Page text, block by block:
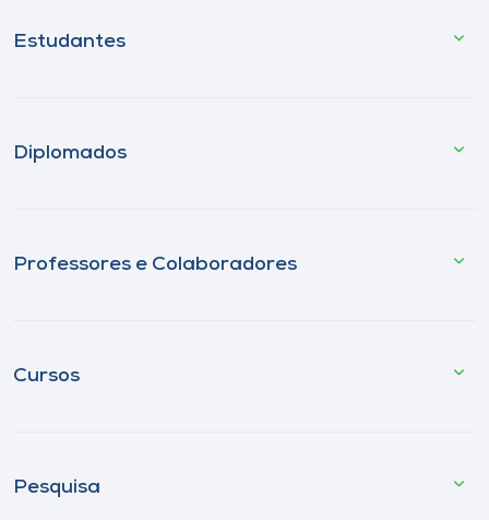
Estudantes
Diplomados
Professores e Colaboradores
Cursos
Pesquisa